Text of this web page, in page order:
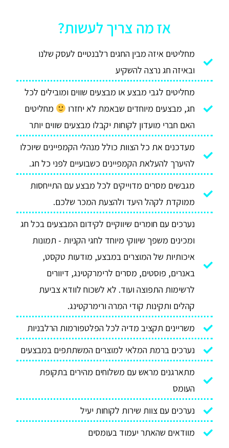
אז מה צריך לעשות?
מחליטים איזה מבין החגים רלבנטיים לעסק שלנו
ובאיזה חג נרצה להשקיע
מחליטים לגבי מבצע או מבצעים שווים ומובילים לכל
חג, מבצעים מיוחדים שבאמת לא יחזרו
מחליטים
האם חברי מועדון לקוחות יקבלו מבצעים שווים יותר
מעדכנים את כל הצוות כולל מנהלי הקמפיינים שיוכלו
להיערך להעלאת הקמפיינים כשבועיים לפני כל חג.
מגבשים מסרים מדוייקים לכל מבצע עם התייחסות
ממוקדת לקהל היעד ולהצעת המכר שלכם.
נערכים עם חומרים שיווקיים לקידום המבצעים בכל חג
ומכינים משפך שיווקי מיוחד לחגי הקניות - תמונות
איכותיות של המוצרים במבצע, מודעות טקסט,
באנרים, פוסטים, מסרים לרימרקטינג, דיוורים
לרשימות התפוצה ועוד. לא לשכוח לוודא צביעת
קהלים ותקינות קודי המרה ורימרקטינג.
משריינים תקציב מדיה לכל הפלטפורמות הרלבניות
נערכים ברמת המלאי למוצרים המשתתפים במבצעים
מתארגנים מראש עם משלוחים מהירים בתקופת
העומס
נערכים עם צוות שירות לקוחות יעיל
מוודאים שהאתר יעמוד בעומסים